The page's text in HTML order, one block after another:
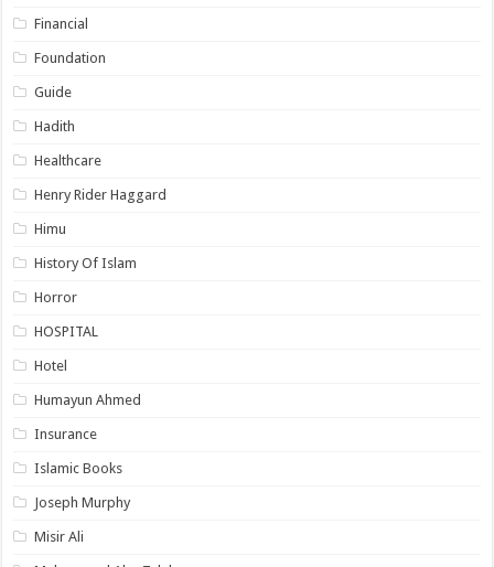
Financial
Foundation
Guide
Hadith
Healthcare
Henry Rider Haggard
Himu
History Of Islam
Horror
HOSPITAL
Hotel
Humayun Ahmed
Insurance
Islamic Books
Joseph Murphy
Misir Ali